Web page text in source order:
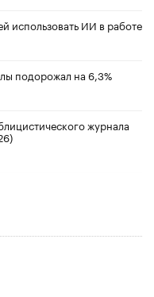
использовать ИИ в работе
подорожал на 6,3%
журнала